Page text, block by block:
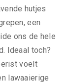
hutjes
een
ons de hele
Ideaal toch?
voelt
lawaaierige